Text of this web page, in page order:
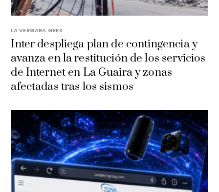
LA VERGARA GEEK
Inter despliega plan de contingencia y
avanza en la restitución de los servicios
de Internet en La Guaira y zonas
afectadas tras los sismos